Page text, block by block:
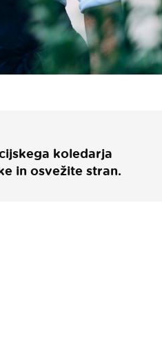
koledarja
in osvežite stran.